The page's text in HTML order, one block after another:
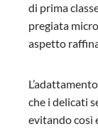
di prima
pregiata
aspetto
che i delicati
evitando così